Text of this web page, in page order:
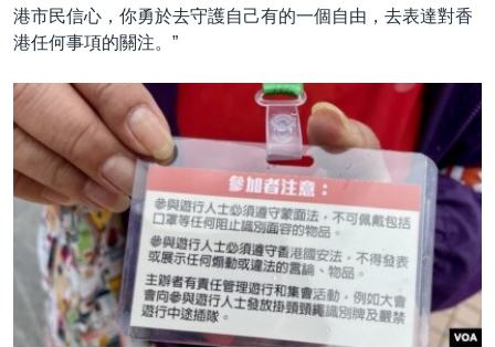
港市民信心，你勇於去守護自己有的一個自由，去表達對香
港任何事項的關注。”